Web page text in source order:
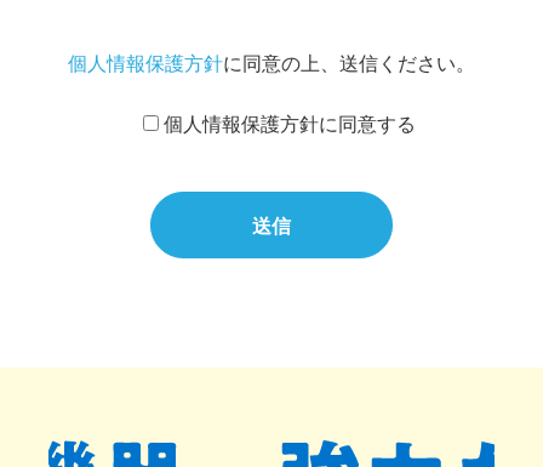
個人情報保護方針に同意の上、送信ください。
個人情報保護方針に同意する